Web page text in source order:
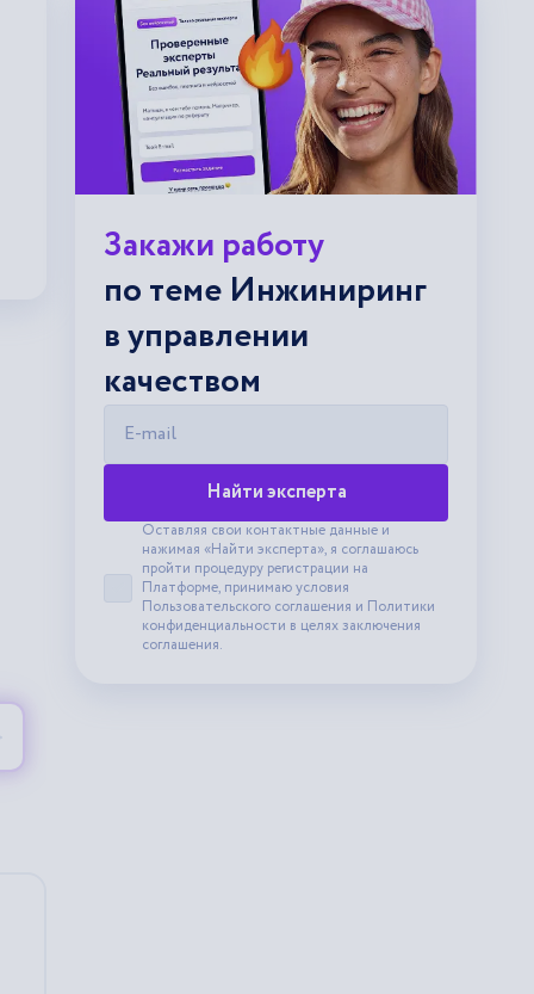
Закажи работу
по теме Инжиниринг
в управлении
качеством
Найти эксперта
Принять пользовательское соглашение
Оставляя свои контактные данные и
нажимая «Найти эксперта», я соглашаюсь
пройти процедуру регистрации на
Платформе, принимаю условия
Пользовательского соглашения и Политики
конфиденциальности в целях заключения
соглашения.